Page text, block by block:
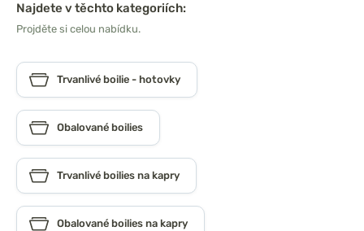
Najdete v těchto kategoriích:
Projděte si celou nabídku.
Trvanlivé boilie - hotovky
Obalované boilies
Trvanlivé boilies na kapry
Obalované boilies na kapry